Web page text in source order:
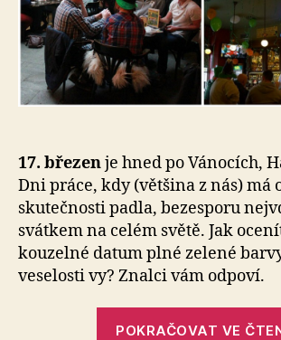
5
v
17. březenje hned po Vánocích,
Dni práce, kdy (většina z nás) má
skutečnosti padla, bezesporu
svátkem na celém světě. Jak
kouzelné datum plné zelené
veselosti vy? Znalci vám odpoví.
POKRAČOVAT VE